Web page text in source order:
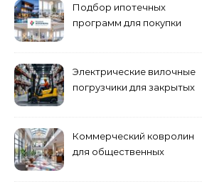
Подбор ипотечных
программ для покупки
Электрические вилочные
погрузчики для закрытых
Коммерческий ковролин
для общественных